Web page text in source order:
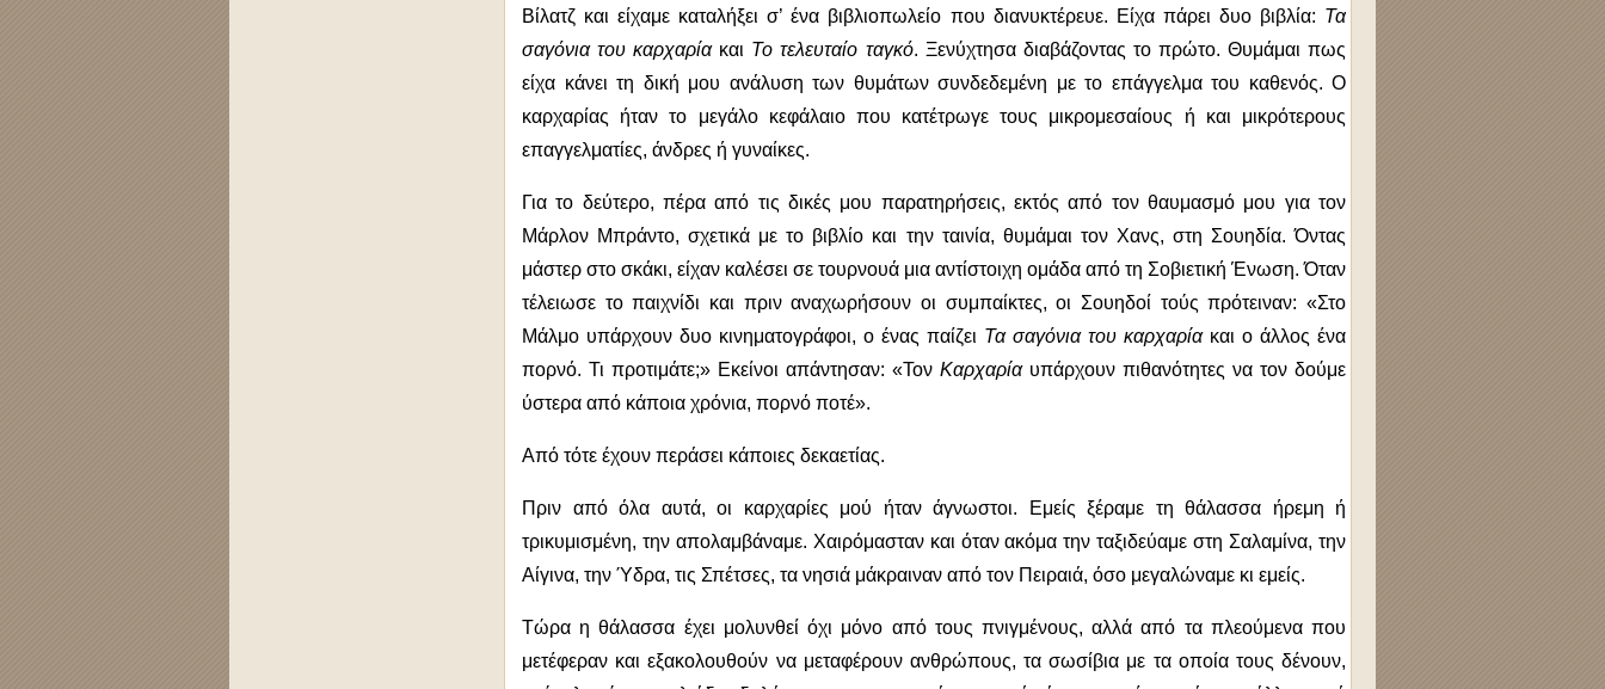
Βίλατζ και είχαμε καταλήξει σ’ ένα βιβλιοπωλείο που διανυκτέρευε. Είχα πάρει δυο βιβλία: Τα
σαγόνια του καρχαρίακαι Το τελευταίο ταγκό. Ξενύχτησα διαβάζοντας το πρώτο. Θυμάμαι πως
είχα κάνει τη δική μου ανάλυση των θυμάτων συνδεδεμένη με το επάγγελμα του καθενός. Ο
καρχαρίας ήταν το μεγάλο κεφάλαιο που κατέτρωγε τους μικρομεσαίους ή και μικρότερους
επαγγελματίες, άνδρες ή γυναίκες.
Για το δεύτερο, πέρα από τις δικές μου παρατηρήσεις, εκτός από τον θαυμασμό μου για τον
Μάρλον Μπράντο, σχετικά με το βιβλίο και την ταινία, θυμάμαι τον Χανς, στη Σουηδία. Όντας
μάστερ στο σκάκι, είχαν καλέσει σε τουρνουά μια αντίστοιχη ομάδα από τη Σοβιετική Ένωση. Όταν
τέλειωσε το παιχνίδι και πριν αναχωρήσουν οι συμπαίκτες, οι Σουηδοί τούς πρότειναν: «Στο
Μάλμο υπάρχουν δυο κινηματογράφοι, ο ένας παίζει Τα σαγόνια του καρχαρίακαι ο άλλος ένα
πορνό. Τι προτιμάτε;» Εκείνοι απάντησαν: «Τον Καρχαρίαυπάρχουν πιθανότητες να τον δούμε
ύστερα από κάποια χρόνια, πορνό ποτέ».
Από τότε έχουν περάσει κάποιες δεκαετίας.
Πριν από όλα αυτά, οι καρχαρίες μού ήταν άγνωστοι. Εμείς ξέραμε τη θάλασσα ήρεμη ή
τρικυμισμένη, την απολαμβάναμε. Χαιρόμασταν και όταν ακόμα την ταξιδεύαμε στη Σαλαμίνα, την
Αίγινα, την Ύδρα, τις Σπέτσες, τα νησιά μάκραιναν από τον Πειραιά, όσο μεγαλώναμε κι εμείς.
Τώρα η θάλασσα έχει μολυνθεί όχι μόνο από τους πνιγμένους, αλλά από τα πλεούμενα που
μετέφεραν και εξακολουθούν να μεταφέρουν ανθρώπους, τα σωσίβια με τα οποία τους δένουν,